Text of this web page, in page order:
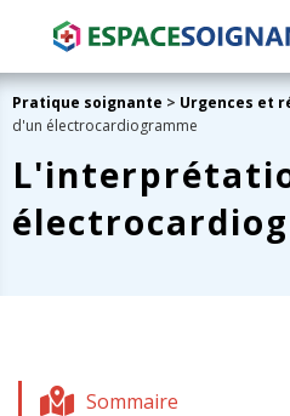
Pratique soignante > Urgences et
d'un électrocardiogramme
Sommaire